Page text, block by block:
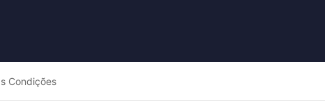
Condições